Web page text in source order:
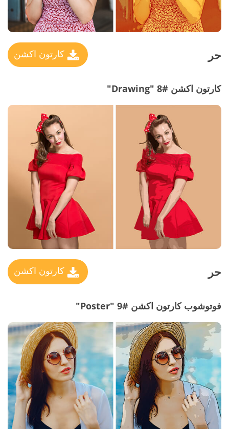
حر كارتون اكشن
كارتون اكشن #8 "Drawing"
حر كارتون اكشن
فوتوشوب كارتون اكشن #9 "Poster"